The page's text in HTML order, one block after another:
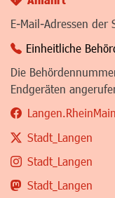
E-Mail-Adressen der
Einheitliche
Die
Endgeräten
Langen.RheinMain
Stadt_Langen
Stadt_Langen
Stadt_Langen